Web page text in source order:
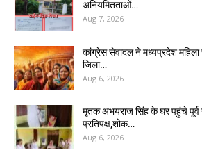
अनियमितताओं…
Aug 7, 2026
कांग्रेस सेवादल ने मध्यप्रदेश
जिला…
Aug 6, 2026
मृतक अभयराज सिंह के घर पहुंचे पूर्व
प्रतिपक्ष,शोक…
Aug 6, 2026